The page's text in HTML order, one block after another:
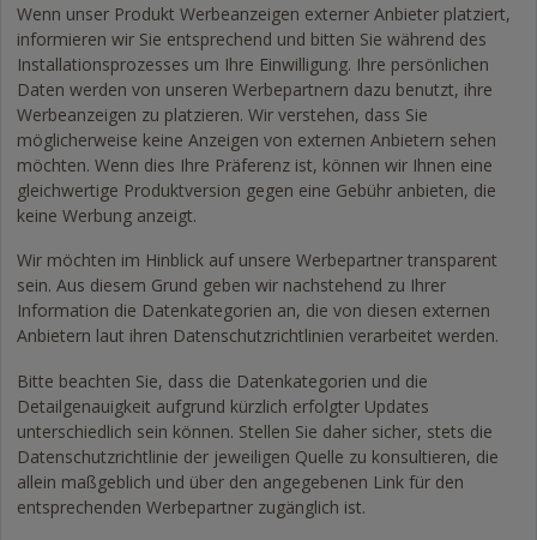
Wenn unser Produkt Werbeanzeigen externer Anbieter platziert,
informieren wir Sie entsprechend und bitten Sie während des
Installationsprozesses um Ihre Einwilligung. Ihre persönlichen
Daten werden von unseren Werbepartnern dazu benutzt, ihre
Werbeanzeigen zu platzieren. Wir verstehen, dass Sie
möglicherweise keine Anzeigen von externen Anbietern sehen
möchten. Wenn dies Ihre Präferenz ist, können wir Ihnen eine
gleichwertige Produktversion gegen eine Gebühr anbieten, die
keine Werbung anzeigt.
Wir möchten im Hinblick auf unsere Werbepartner transparent
sein. Aus diesem Grund geben wir nachstehend zu Ihrer
Information die Datenkategorien an, die von diesen externen
Anbietern laut ihren Datenschutzrichtlinien verarbeitet werden.
Bitte beachten Sie, dass die Datenkategorien und die
Detailgenauigkeit aufgrund kürzlich erfolgter Updates
unterschiedlich sein können. Stellen Sie daher sicher, stets die
Datenschutzrichtlinie der jeweiligen Quelle zu konsultieren, die
allein maßgeblich und über den angegebenen Link für den
entsprechenden Werbepartner zugänglich ist.